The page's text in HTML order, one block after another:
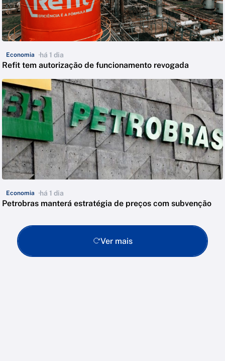
Economia há 1 dia
Refit tem autorização de funcionamento revogada
Economia há 1 dia
Petrobras manterá estratégia de preços com subvenção
Ver mais